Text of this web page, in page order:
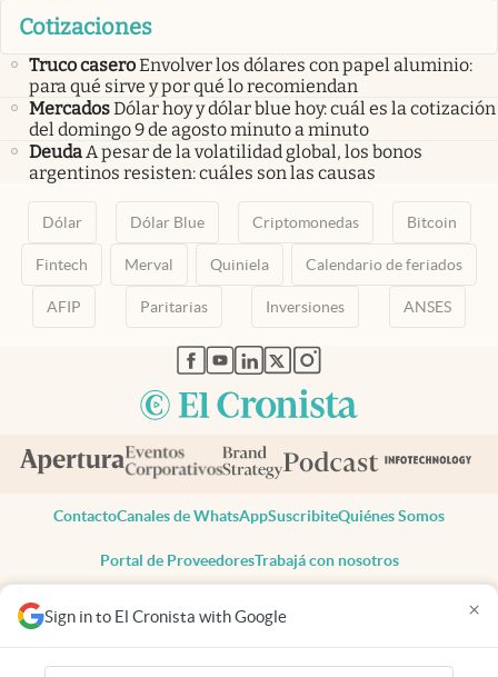
Sign in to El Cronista with Google ×
Cotizaciones
Truco caseroEnvolver los dólares con papel aluminio:
para qué sirve y por qué lo recomiendan
MercadosDólar hoy y dólar blue hoy: cuál es la cotización
del domingo 9 de agosto minuto a minuto
DeudaA pesar de la volatilidad global, los bonos
argentinos resisten: cuáles son las causas
Dólar Dólar Blue Criptomonedas Bitcoin
Fintech Merval Quiniela Calendario de feriados
AFIP Paritarias Inversiones ANSES
abre en nueva pestaña
abre en nueva pestaña
abre en nueva pestaña
abre en nueva pestaña
abre en nueva pestaña
ContactoCanales de WhatsAppSuscribiteQuiénes Somos
Portal de ProveedoresTrabajá con nosotros
Todos los derechos reservados
Privacidad